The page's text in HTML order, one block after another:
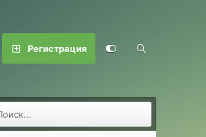
Регистрация